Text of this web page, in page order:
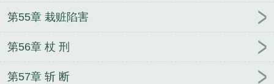
第55章 栽赃陷害
第56章 杖 刑
第57章 斩 断